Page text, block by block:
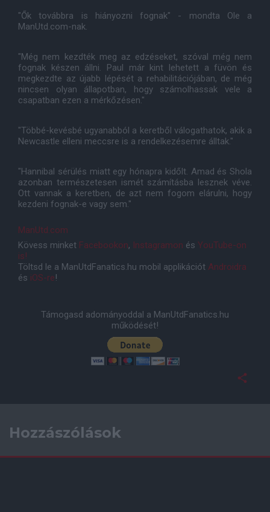
"Ők továbbra is hiányozni fognak" - mondta Ole a
ManUtd.com-nak.
"Még nem kezdték meg az edzéseket, szóval még nem
fognak készen állni. Paul már kint lehetett a füvön és
megkezdte az újabb lépését a rehabilitációjában, de még
nincsen olyan állapotban, hogy számolhassak vele a
csapatban ezen a mérkőzésen."
"Többé-kevésbé ugyanabból a keretből válogathatok, akik a
Newcastle elleni meccsre is a rendelkezésemre álltak."
"Hannibal sérülés miatt egy hónapra kidőlt. Amad és Shola
azonban természetesen ismét számításba lesznek véve.
Ott vannak a keretben, de azt nem fogom elárulni, hogy
kezdeni fognak-e vagy sem."
ManUtd.com
Kövess minket Facebookon, Instagramon és YouTube-on
is!
Töltsd le a ManUtdFanatics.hu mobil applikációt Androidra
és iOS-re!
Támogasd adományoddal a ManUtdFanatics.hu
működését!
Hozzászólások